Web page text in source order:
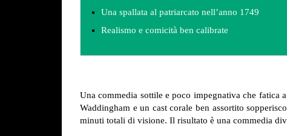
Una spallata al patriarcato nell’anno 1749
Realismo e comicità ben calibrate
Una commedia sottile e poco impegnativa che fatica
Waddingham e un cast corale ben assortito
minuti totali di visione. Il risultato è una commedia